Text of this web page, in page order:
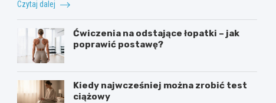
Czytaj dalej
Ćwiczenia na odstające łopatki – jak
poprawić postawę?
Kiedy najwcześniej można zrobić test
ciążowy